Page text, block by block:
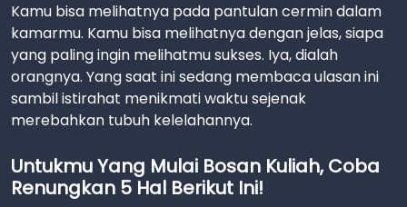
Kamu bisa melihatnya pada pantulan cermin dalam
kamarmu. Kamu bisa melihatnya dengan jelas, siapa
yang paling ingin melihatmu sukses. Iya, dialah
orangnya. Yang saat ini sedang membaca ulasan ini
sambil istirahat menikmati waktu sejenak
merebahkan tubuh kelelahannya.
Untukmu Yang Mulai Bosan Kuliah, Coba
Renungkan 5 Hal Berikut Ini!